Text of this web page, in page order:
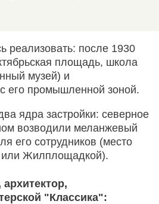
реализовать: после 1930
площадь, школа
музей) и
его промышленной зоной.
ядра застройки: северное
возводили меланжевый
его сотрудников (место
Жилплощадкой).
"Классика":